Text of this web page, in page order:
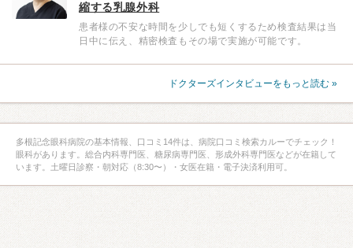
縮する乳腺外科
患者様の不安な時間を少しでも短くするため検査結果は当
日中に伝え、精密検査もその場で実施が可能です。
ドクターズインタビューをもっと読む »
多根記念眼科病院の基本情報、口コミ14件は、病院口コミ検索カルーでチェック！
眼科があります。総合内科専門医、糖尿病専門医、形成外科専門医などが在籍して
います。土曜日診察・朝対応（8:30〜）・女医在籍・電子決済利用可。